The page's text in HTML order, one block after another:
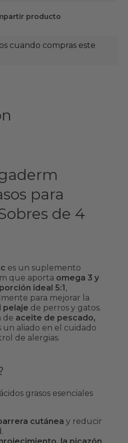
producto
cuando compras este
para
de 4
es un suplemento
que aporta omega 3 y
ideal 5:1,
para mejorar la
pelaje de perros y gatos.
de aceite de pescado,
un aliado en el cuidado
de alergias.
grasos esenciales
cutánea y reducir